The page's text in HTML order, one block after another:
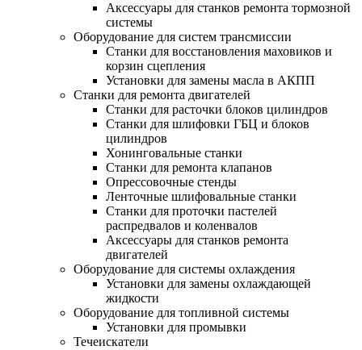
Аксессуары для станков ремонта тормозной
системы
Оборудование для систем трансмиссии
Станки для восстановления маховиков и
корзин сцепления
Установки для замены масла в АКПП
Станки для ремонта двигателей
Станки для расточки блоков цилиндров
Станки для шлифовки ГБЦ и блоков
цилиндров
Хонинговальные станки
Станки для ремонта клапанов
Опрессовочные стенды
Ленточные шлифовальные станки
Станки для проточки пастелей
распредвалов и коленвалов
Аксессуары для станков ремонта
двигателей
Оборудование для системы охлаждения
Установки для замены охлаждающей
жидкости
Оборудование для топливной системы
Установки для промывки
Течеискатели